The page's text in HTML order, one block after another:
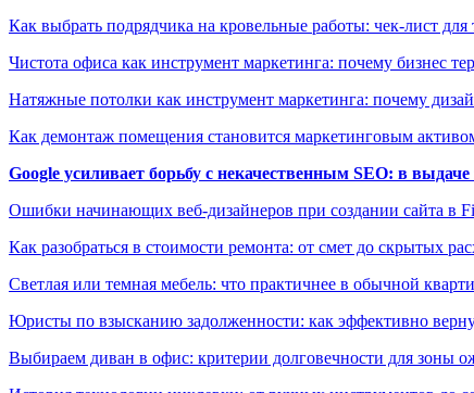
Как выбрать подрядчика на кровельные работы: чек-лист для
Чистота офиса как инструмент маркетинга: почему бизнес
Натяжные потолки как инструмент маркетинга: почему
Как демонтаж помещения становится маркетинговым
Google усиливает борьбу с некачественным SEO: в
Ошибки начинающих веб-дизайнеров при создании сайта в
Как разобраться в стоимости ремонта: от смет до скрытых
Светлая или темная мебель: что практичнее в обычной
Юристы по взысканию задолженности: как эффективно
Выбираем диван в офис: критерии долговечности для зоны